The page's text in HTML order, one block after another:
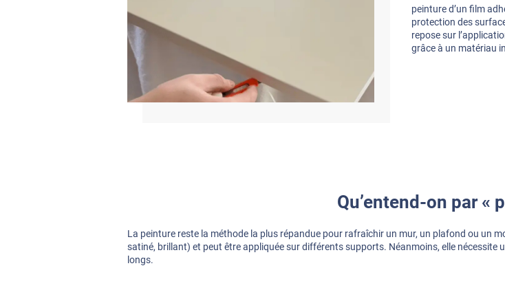
peinture d’un film
protection des
repose sur
grâce à un matériau
Qu’entend-on par «
La peinture reste la méthode la plus répandue pour rafraîchir un mur, un plafond ou un
satiné, brillant) et peut être appliquée sur différents supports. Néanmoins, elle nécessite
longs.